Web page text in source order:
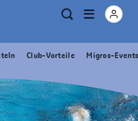
Meta
Navigation
Suche
Menu
öffnen
Club-Vorteile Migros-